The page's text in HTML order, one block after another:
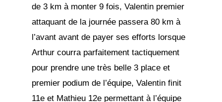
de 3 km à monter 9 fois, Valentin premier
attaquant de la journée passera 80 km à
l’avant avant de payer ses efforts lorsque
Arthur courra parfaitement tactiquement
pour prendre une très belle 3 place et
premier podium de l’équipe, Valentin finit
11e et Mathieu 12e permettant à l’équipe